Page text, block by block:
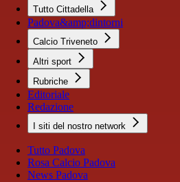
Tutto Cittadella
Padova&amp;dintorni
Calcio Triveneto
Altri sport
Rubriche
Editoriale
Redazione
I siti del nostro network
Tutto Padova
Rosa Calcio Padova
News Padova